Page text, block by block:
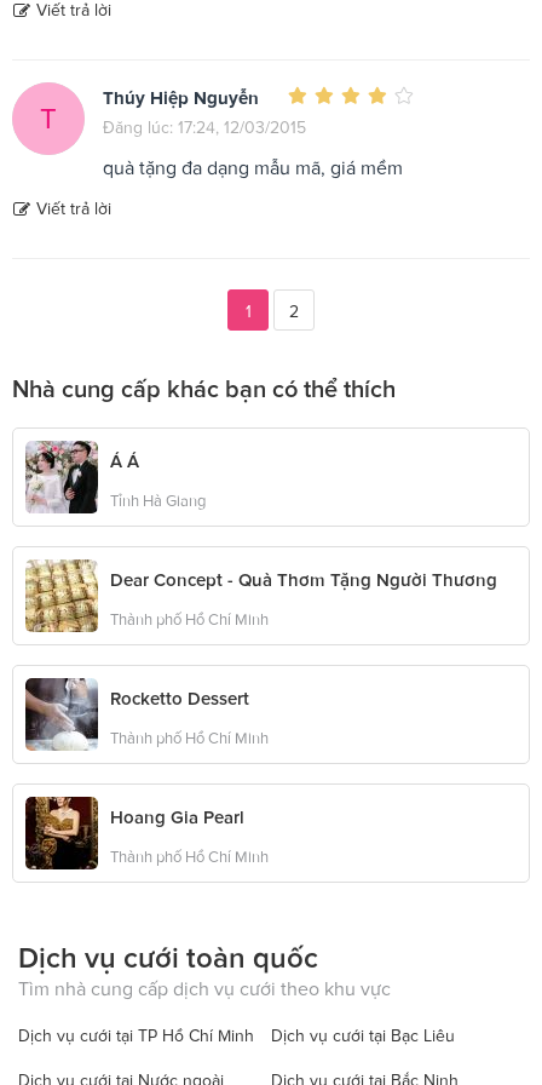
Viết trả lời
T
Thúy Hiệp Nguyễn
Đăng lúc: 17:24, 12/03/2015
quà tặng đa dạng mẫu mã, giá mềm
Viết trả lời
1 2
Nhà cung cấp khác bạn có thể thích
Á Á
Tỉnh Hà Giang
Dear Concept - Quà Thơm Tặng Người Thương
Thành phố Hồ Chí Minh
Rocketto Dessert
Thành phố Hồ Chí Minh
Hoang Gia Pearl
Thành phố Hồ Chí Minh
Dịch vụ cưới toàn quốc
Tìm nhà cung cấp dịch vụ cưới theo khu vực
Dịch vụ cưới tại TP Hồ Chí Minh Dịch vụ cưới tại Bạc Liêu
Dịch vụ cưới tại Nước ngoài Dịch vụ cưới tại Bắc Ninh